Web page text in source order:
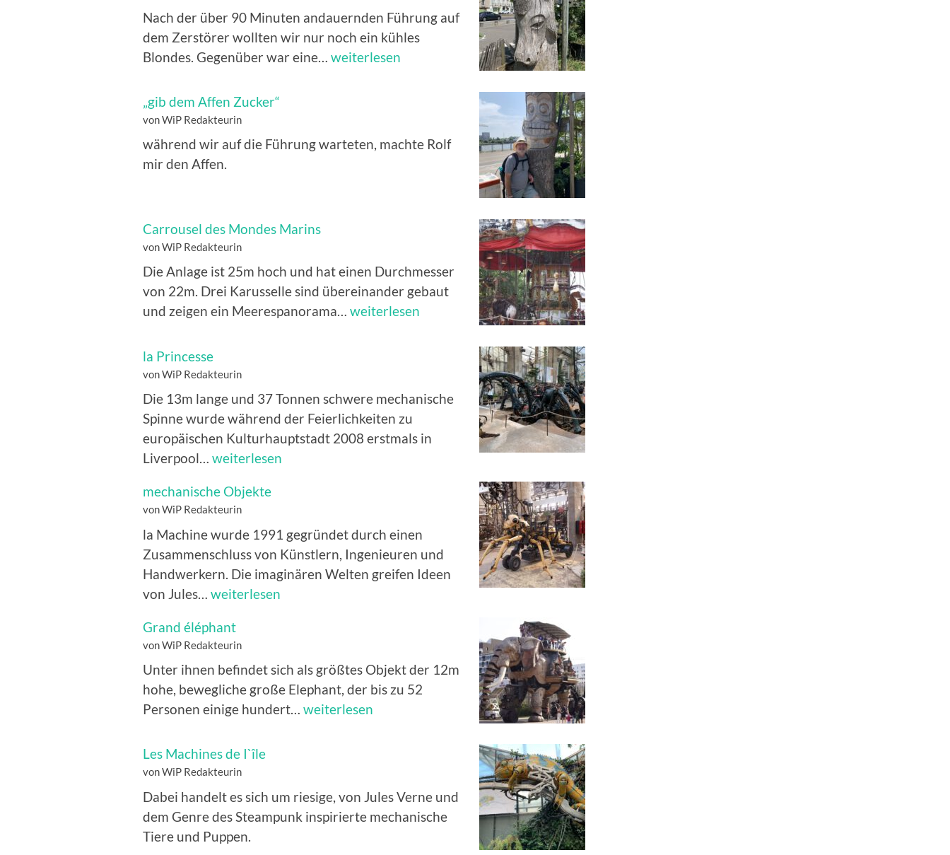
Nach der über 90 Minuten andauernden Führung auf
dem Zerstörer wollten wir nur noch ein kühles
Blondes. Gegenüber war eine… Nachhaltigkeit
weiterlesen
„gib dem Affen Zucker“
von WiP Redakteurin
während wir auf die Führung warteten, machte Rolf
mir den Affen.
Carrousel des Mondes Marins
von WiP Redakteurin
Die Anlage ist 25m hoch und hat einen Durchmesser
von 22m. Drei Karusselle sind übereinander gebaut
und zeigen ein Meerespanorama… Carrousel
weiterlesen
la Princesse
von WiP Redakteurin
Die 13m lange und 37 Tonnen schwere mechanische
Spinne wurde während der Feierlichkeiten zu
europäischen Kulturhauptstadt 2008 erstmals in
Liverpool… la
weiterlesen
mechanische Objekte
von WiP Redakteurin
la Machine wurde 1991 gegründet durch einen
Zusammenschluss von Künstlern, Ingenieuren und
Handwerkern. Die imaginären Welten greifen Ideen
von Jules… mechanische
weiterlesen
Grand éléphant
von WiP Redakteurin
Unter ihnen befindet sich als größtes Objekt der 12m
hohe, bewegliche große Elephant, der bis zu 52
Personen einige hundert… Grand
weiterlesen
Les Machines de I`île
von WiP Redakteurin
Dabei handelt es sich um riesige, von Jules Verne und
dem Genre des Steampunk inspirierte mechanische
Tiere und Puppen.